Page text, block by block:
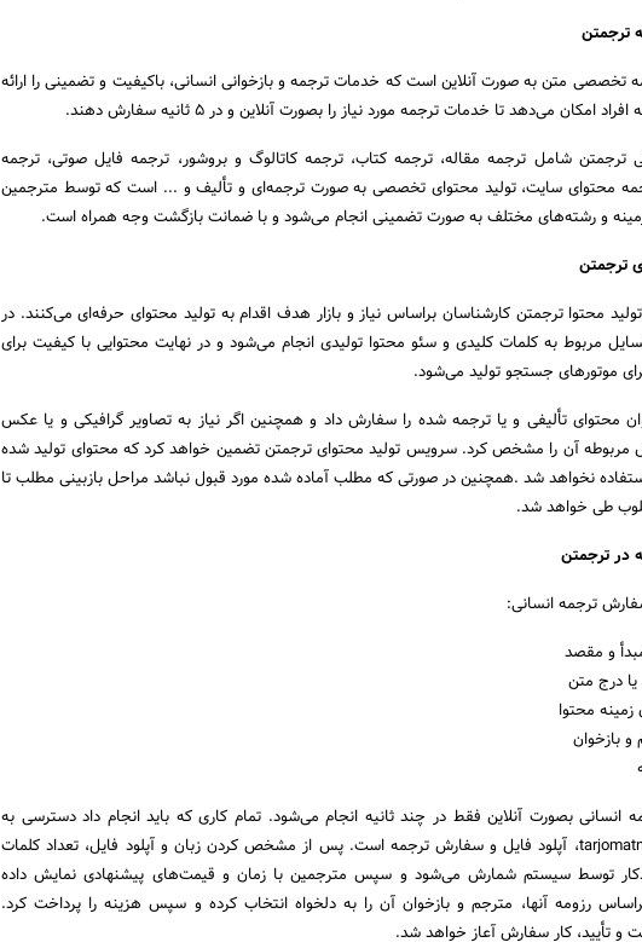
ترجمتن
تخصصی متن به صورت آنلاین است که خدمات ترجمه و بازخوانی انسانی، باکیفیت و تضمینی را ارائه
امکان می‌دهد تا خدمات ترجمه مورد نیاز را بصورت آنلاین و در 5 ثانیه سفارش دهند.
ترجمتن شامل ترجمه مقاله، ترجمه کتاب، ترجمه کاتالوگ و بروشور، ترجمه فایل صوتی، ترجمه
محتوای سایت، تولید محتوای تخصصی به صورت ترجمه‌ای و تألیف و ... است که توسط مترجمین
و رشته‌های مختلف به صورت تضمینی انجام می‌شود و با ضمانت بازگشت وجه همراه است.
ترجمتن
محتوا ترجمتن کارشناسان براساس نیاز و بازار هدف اقدام به تولید محتوای حرفه‌ای می‌کنند. در
مربوط به کلمات کلیدی و سئو محتوا تولیدی انجام می‌شود و در نهایت محتوایی با کیفیت برای
موتورهای جستجو تولید می‌شود.
محتوای تألیفی و یا ترجمه شده را سفارش داد و همچنین اگر نیاز به تصاویر گرافیکی و یا عکس
مربوطه آن را مشخص کرد. سرویس تولید محتوای ترجمتن تضمین خواهد کرد که محتوای تولید شده
نخواهد شد .همچنین در صورتی که مطلب آماده شده مورد قبول نباشد مراحل بازبینی مطلب تا
طی خواهد شد.
در ترجمتن
و مقصد
یا درج متن
محتوا
بازخوان
بصورت آنلاین فقط در چند ثانیه انجام می‌شود. تمام کاری که باید انجام داد دسترسی به
سایت ترجمتن tarjomatn.com، آپلود فایل و سفارش ترجمه است. پس از مشخص کردن زبان و آپلود فایل، تعداد کلمات
توسط سیستم شمارش می‌شود و سپس مترجمین با زمان و قیمت‌های پیشنهادی نمایش داده
رزومه آنها، مترجم و بازخوان آن را به دلخواه انتخاب کرده و سپس هزینه را پرداخت کرد.
و تأیید، کار سفارش آعاز خواهد شد.